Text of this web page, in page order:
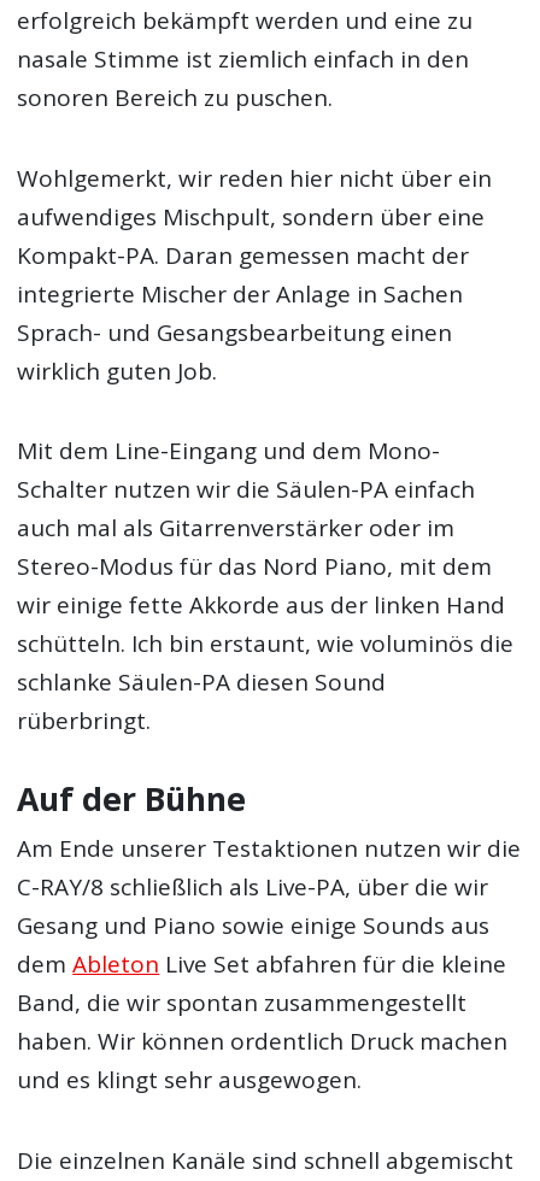
erfolgreich bekämpft werden und eine zu
nasale Stimme ist ziemlich einfach in den
sonoren Bereich zu puschen.
Wohlgemerkt, wir reden hier nicht über ein
aufwendiges Mischpult, sondern über eine
Kompakt-PA. Daran gemessen macht der
integrierte Mischer der Anlage in Sachen
Sprach- und Gesangsbearbeitung einen
wirklich guten Job.
Mit dem Line-Eingang und dem Mono-
Schalter nutzen wir die Säulen-PA einfach
auch mal als Gitarrenverstärker oder im
Stereo-Modus für das Nord Piano, mit dem
wir einige fette Akkorde aus der linken Hand
schütteln. Ich bin erstaunt, wie voluminös die
schlanke Säulen-PA diesen Sound
rüberbringt.
Auf der Bühne
Am Ende unserer Testaktionen nutzen wir die
C-RAY/8 schließlich als Live-PA, über die wir
Gesang und Piano sowie einige Sounds aus
demAbleton Live Set abfahren für die kleine
Band, die wir spontan zusammengestellt
haben. Wir können ordentlich Druck machen
und es klingt sehr ausgewogen.
Die einzelnen Kanäle sind schnell abgemischt